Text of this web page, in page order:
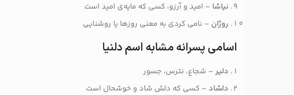
نیاشا – امید و آرزو، کسی که مایه‌ی امید است
روژان – نامی کردی به معنی روزها یا روشنایی
اسامی پسرانه مشابه اسم دلنیا
دلیر – شجاع، نترس، جسور
دلشاد – کسی که دلش شاد و خوشحال است